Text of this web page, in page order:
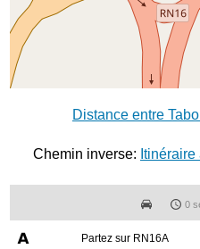
Distance entre
Chemin inverse:
0
Partez sur RN16A